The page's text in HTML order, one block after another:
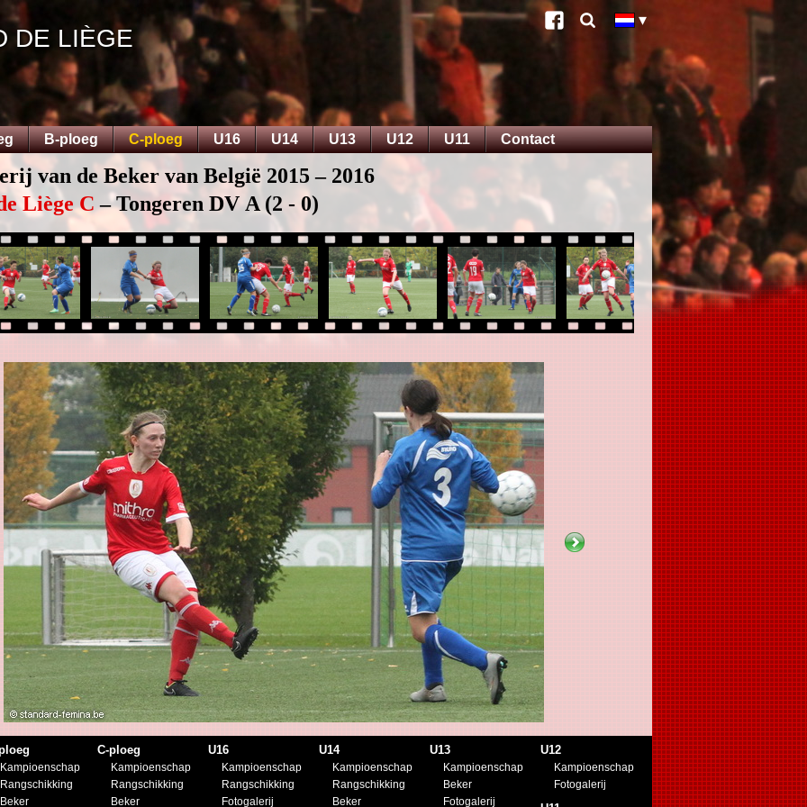
DE LIÈGE
B-ploeg C-ploeg U16 U14 U13 U12 U11 Contact
van de Beker van België 2015 – 2016
Liège C– Tongeren DV A (2 - 0)
Kampioenschap
Rangschikking
Beker
C-ploeg
Kampioenschap
Rangschikking
Beker
U16
Kampioenschap
Rangschikking
Fotogalerij
U14
Kampioenschap
Rangschikking
Beker
U13
Kampioenschap
Beker
Fotogalerij
U12
Kampioenschap
Fotogalerij